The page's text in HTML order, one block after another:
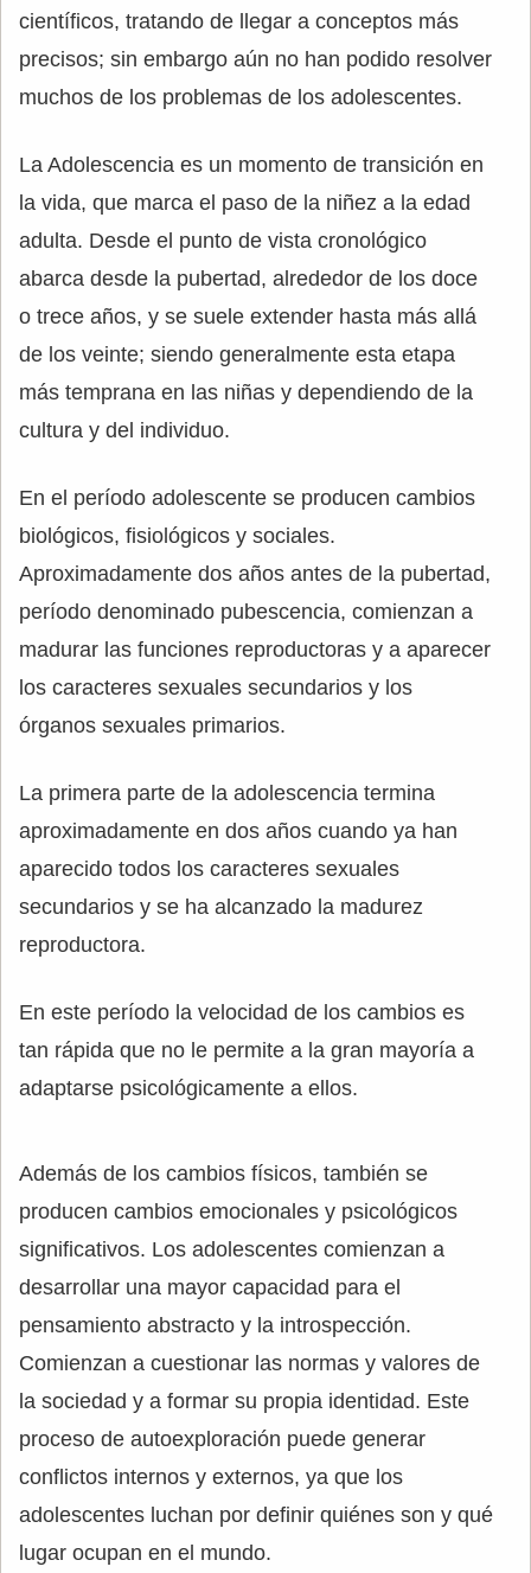
científicos, tratando de llegar a conceptos más
precisos; sin embargo aún no han podido resolver
muchos de los problemas de los adolescentes.
La Adolescencia es un momento de transición en
la vida, que marca el paso de la niñez a la edad
adulta. Desde el punto de vista cronológico
abarca desde la pubertad, alrededor de los doce
o trece años, y se suele extender hasta más allá
de los veinte; siendo generalmente esta etapa
más temprana en las niñas y dependiendo de la
cultura y del individuo.
En el período adolescente se producen cambios
biológicos, fisiológicos y sociales.
Aproximadamente dos años antes de la pubertad,
período denominado pubescencia, comienzan a
madurar las funciones reproductoras y a aparecer
los caracteres sexuales secundarios y los
órganos sexuales primarios.
La primera parte de la adolescencia termina
aproximadamente en dos años cuando ya han
aparecido todos los caracteres sexuales
secundarios y se ha alcanzado la madurez
reproductora.
En este período la velocidad de los cambios es
tan rápida que no le permite a la gran mayoría a
adaptarse psicológicamente a ellos.
Además de los cambios físicos, también se
producen cambios emocionales y psicológicos
significativos. Los adolescentes comienzan a
desarrollar una mayor capacidad para el
pensamiento abstracto y la introspección.
Comienzan a cuestionar las normas y valores de
la sociedad y a formar su propia identidad. Este
proceso de autoexploración puede generar
conflictos internos y externos, ya que los
adolescentes luchan por definir quiénes son y qué
lugar ocupan en el mundo.